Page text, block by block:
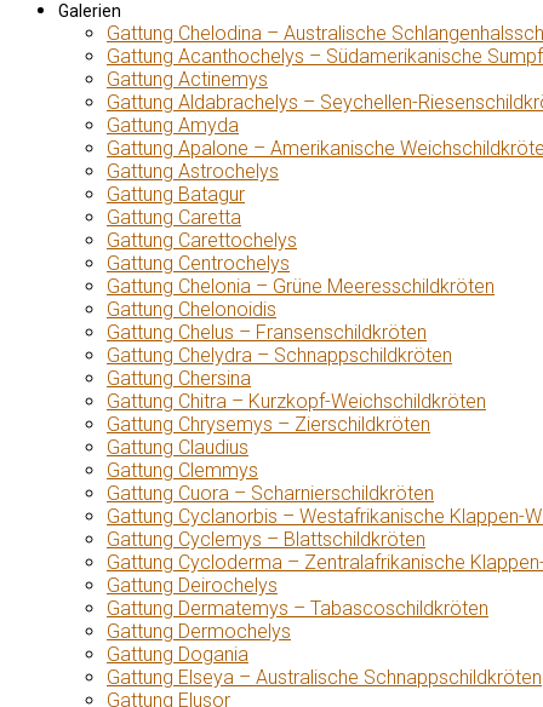
Galerien
Gattung Chelodina – Australische
Gattung Acanthochelys – Südamerikanische
Gattung Actinemys
Gattung Aldabrachelys – Seychellen-
Gattung Amyda
Gattung Apalone – Amerikanische
Gattung Astrochelys
Gattung Batagur
Gattung Caretta
Gattung Carettochelys
Gattung Centrochelys
Gattung Chelonia – Grüne Meeresschildkröten
Gattung Chelonoidis
Gattung Chelus – Fransenschildkröten
Gattung Chelydra – Schnappschildkröten
Gattung Chersina
Gattung Chitra – Kurzkopf-Weichschildkröten
Gattung Chrysemys – Zierschildkröten
Gattung Claudius
Gattung Clemmys
Gattung Cuora – Scharnierschildkröten
Gattung Cyclanorbis – Westafrikanische Klappen-
Gattung Cyclemys – Blattschildkröten
Gattung Cycloderma – Zentralafrikanische
Gattung Deirochelys
Gattung Dermatemys – Tabascoschildkröten
Gattung Dermochelys
Gattung Dogania
Gattung Elseya – Australische Schnappschildkröten
Gattung Elusor